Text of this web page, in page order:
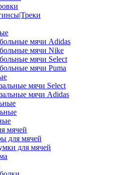
мячи Adidas
мячи Nike
мячи Select
мячи Puma
мячи Select
мячи Adidas
мячей
для мячей
для мячей